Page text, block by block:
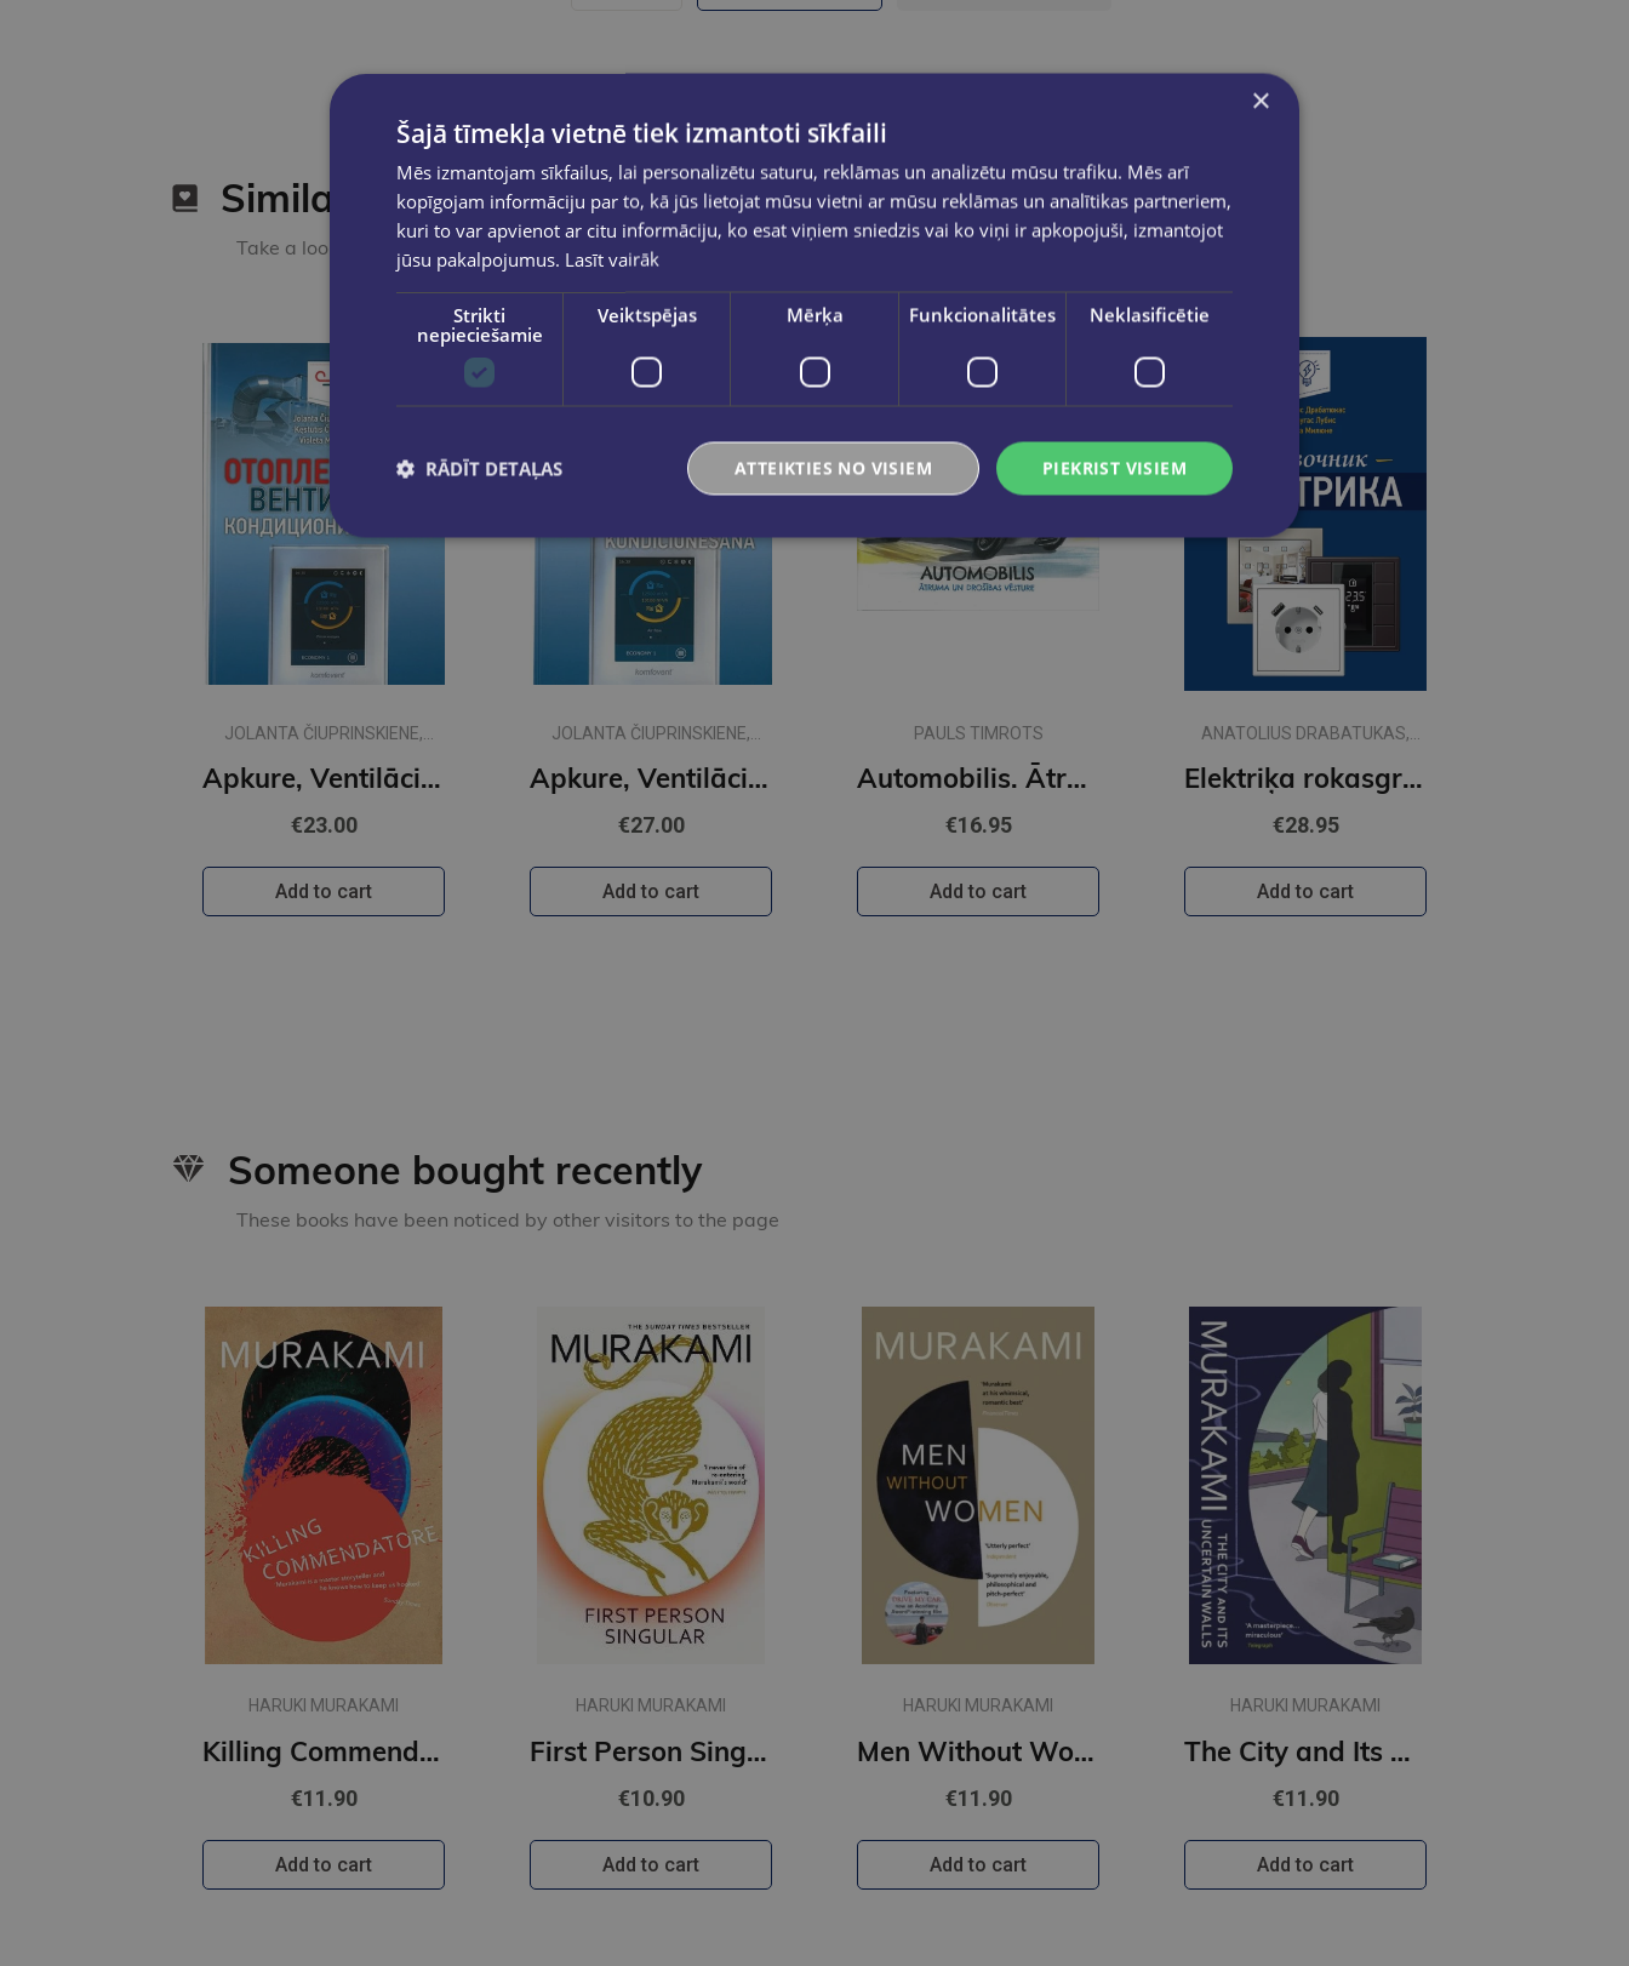
Similar products
Take a look
JOLANTA ČIUPRINSKIENE,
VIOLETA MOTUZIENE
Apkure, Ventilācija, Gaisa kondicionēšana ( Krievu valodā)
€23.00
Add to cart
JOLANTA ČIUPRINSKIENE,
VIOLETA MOTUZIENE
Apkure, Ventilācija, Gaisa kondicionēšana
€27.00
Add to cart
PAULS TIMROTS
Automobilis. Ātruma un drošības vēsture
€16.95
Add to cart
ANATOLIUS DRABATUKAS,
MILUNE
Elektriķa rokasgrāmata ( krievu valodā)
€28.95
Add to cart
Someone bought recently
These books have been noticed by other visitors to the page
HARUKI MURAKAMI
Killing Commendatore
€11.90
Add to cart
HARUKI MURAKAMI
First Person Singular : mind-bending new collection of short stories
€10.90
Add to cart
HARUKI MURAKAMI
Men Without Women
€11.90
Add to cart
HARUKI MURAKAMI
The City and Its Uncertain Walls (paperback, s)
€11.90
Add to cart
×
Šajā tīmekļa vietnē tiek izmantoti sīkfaili
Mēs izmantojam sīkfailus, lai personalizētu saturu, reklāmas un analizētu mūsu trafiku. Mēs arī
kopīgojam informāciju par to, kā jūs lietojat mūsu vietni ar mūsu reklāmas un analītikas partneriem,
kuri to var apvienot ar citu informāciju, ko esat viņiem sniedzis vai ko viņi ir apkopojuši, izmantojot
jūsu pakalpojumus. Lasīt vairāk
Strikti
nepieciešamie
Veiktspējas Mērķa Funkcionalitātes Neklasificētie
PIEKRIST VISIEM
ATTEIKTIES NO VISIEM
RĀDĪT DETAĻAS